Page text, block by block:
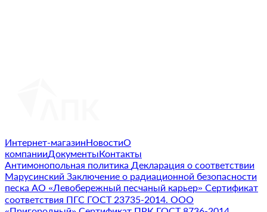
Интернет-магазинНовостиО
компанииДокументыКонтакты
Антимонопольная политика Декларация о соответствии
Марусинский Заключение о радиационной безопасности
песка АО «Левобережный песчаный карьер» Сертификат
соответствия ПГС ГОСТ 23735-2014. ООО